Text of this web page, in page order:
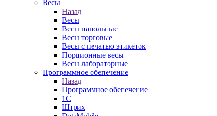
Весы
Назад
Весы
Весы напольные
Весы торговые
Весы с печатью этикеток
Порционные весы
Весы лабораторные
Программное обепечение
Назад
Программное обепечение
1С
Штрих